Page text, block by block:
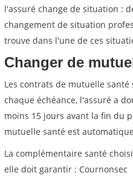
l'assuré change de situation :
changement de situation
trouve dans l'une de ces
Changer de
Les contrats de mutuelle
chaque échéance, l'assuré a
moins 15 jours avant la fin du
mutuelle santé est
La complémentaire santé
elle doit garantir : Cournonsec